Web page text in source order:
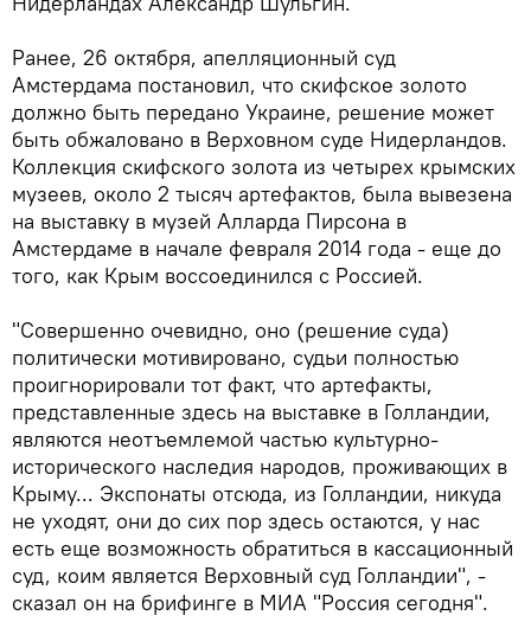
Ранее, 26 октября, апелляционный суд
Амстердама постановил, что скифское золото
должно быть передано Украине, решение может
быть обжаловано в Верховном суде Нидерландов.
Коллекция скифского золота из четырех крымских
музеев, около 2 тысяч артефактов, была вывезена
на выставку в музей Алларда Пирсона в
Амстердаме в начале февраля 2014 года - еще до
того, как Крым воссоединился с Россией.
"Совершенно очевидно, оно (решение суда)
политически мотивировано, судьи полностью
проигнорировали тот факт, что артефакты,
представленные здесь на выставке в Голландии,
являются неотъемлемой частью культурно-
исторического наследия народов, проживающих в
Крыму... Экспонаты отсюда, из Голландии, никуда
не уходят, они до сих пор здесь остаются, у нас
есть еще возможность обратиться в кассационный
суд, коим является Верховный суд Голландии", -
сказал он на брифинге в МИА "Россия сегодня".